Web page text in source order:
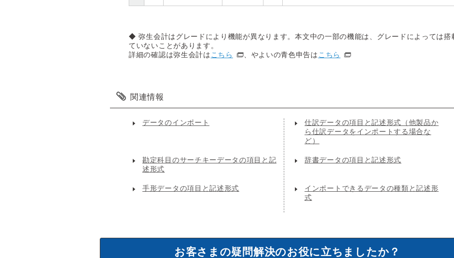
◆ 弥生会計はグレードにより機能が異なります。本文中の一部の機能は、グレードによっては搭
ていないことがあります。
詳細の確認は弥生会計は こちら 、やよいの青色申告は こちら
関連情報
データのインポート
仕訳データの項目と記述形式（他製品か
ら仕訳データをインポートする場合な
ど）
勘定科目のサーチキーデータの項目と記
述形式
辞書データの項目と記述形式
手形データの項目と記述形式
インポートできるデータの種類と記述形
式
お客さまの疑問解決のお役に立ちましたか？